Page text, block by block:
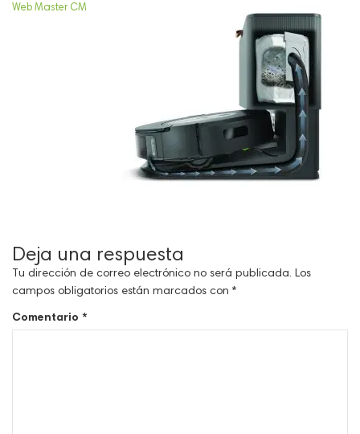
Web Master CM
Deja una respuesta
Tu dirección de correo electrónico no será publicada. Los
campos obligatorios están marcados con *
Comentario *